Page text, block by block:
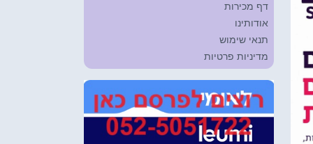
דף מכירות
אודותינו
תנאי שימוש
מדיניות פרטיות